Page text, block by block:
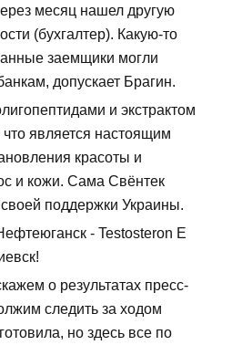
месяц нашел другую
(бухгалтер). Какую-то
заемщики могли
допускает Брагин.
и экстрактом
является настоящим
красоты и
и кожи. Сама Свёнтек
поддержки Украины.
- Testosteron E
о результатах пресс-
следить за ходом
но здесь все по